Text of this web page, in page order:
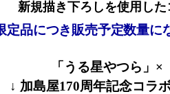
新規描き下ろしを使用した
品につき販売予定数量に
「うる星やつら」×
↓ 加島屋170周年記念コラ